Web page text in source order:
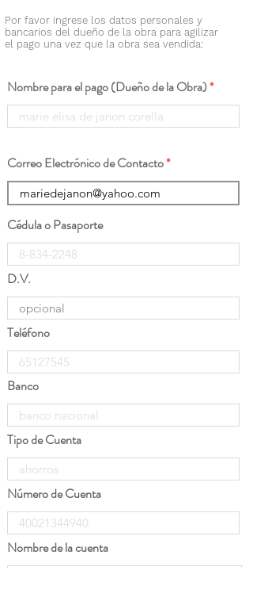
Por favor ingrese los datos personales y
bancarios del dueño de la obra para agilizar
el pago una vez que la obra sea vendida:
Nombre para el pago (Dueño de la Obra)
Correo Electrónico de Contacto
Cédula o Pasaporte
D.V.
Teléfono
Banco
Tipo de Cuenta
Número de Cuenta
Nombre de la cuenta